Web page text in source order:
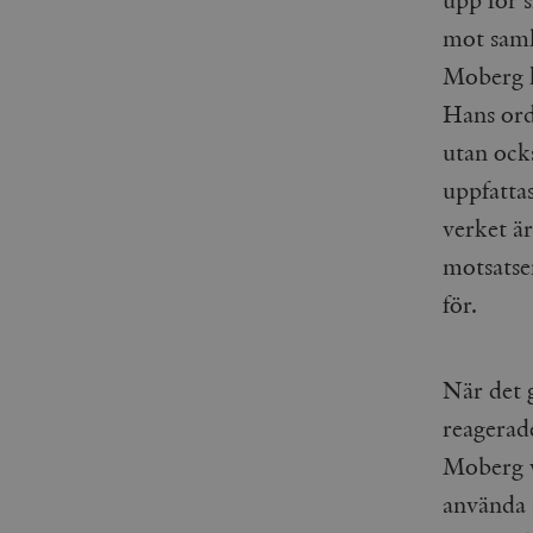
mot
Moberg
Hans
utan
verket
för.
När det
Moberg